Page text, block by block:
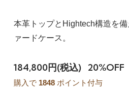
本革トップとHightech構造を
ァードケース。
184,800円(税込) 20%OFF
購入で 1848ポイント付与